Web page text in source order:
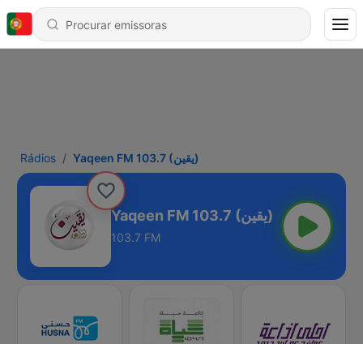
Rádios Yaqeen FM 103.7 (يقين)
Yaqeen FM 103.7 (يقين)
103.7 FM